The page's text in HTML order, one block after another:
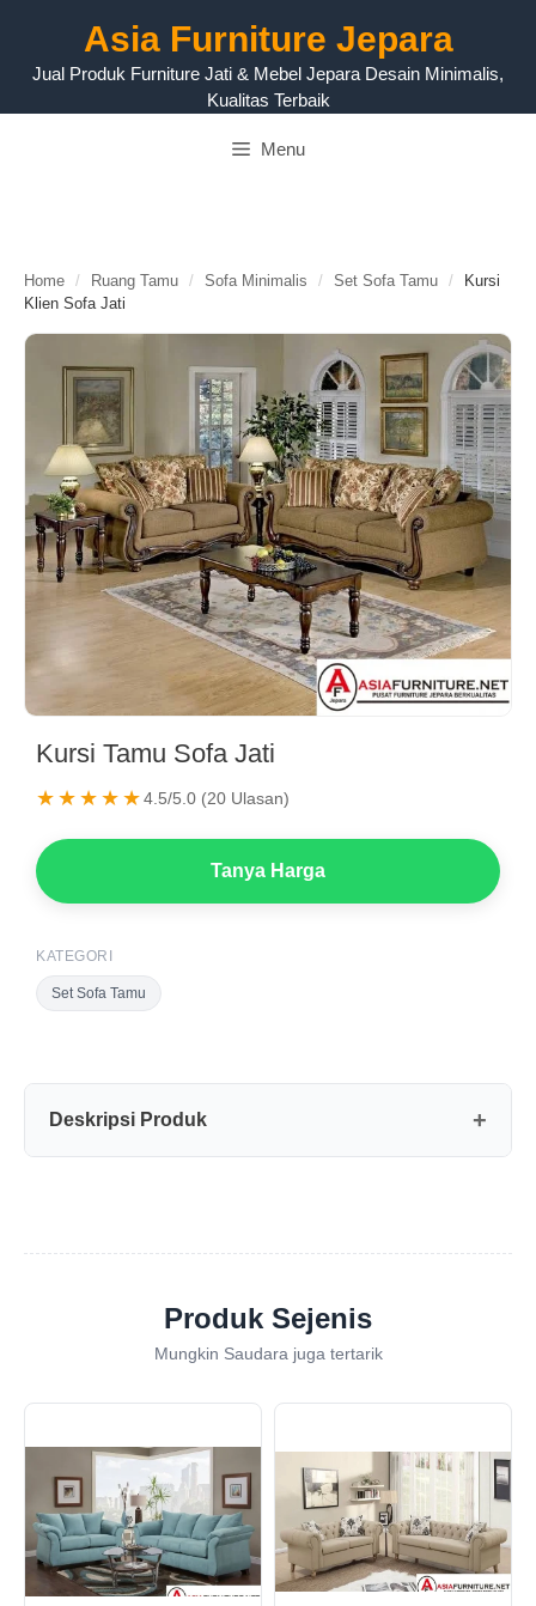
Asia Furniture Jepara
Jual Produk Furniture Jati & Mebel Jepara Desain Minimalis,
Kualitas Terbaik
Menu
Home / Ruang Tamu / Sofa Minimalis / Set Sofa Tamu /
Kursi
Klien Sofa Jati
Kursi Tamu Sofa Jati
★★★★★4.5/5.0 (20 Ulasan)
Tanya Harga
KATEGORI
Set Sofa Tamu
Deskripsi Produk
Produk Sejenis
Mungkin Saudara juga tertarik